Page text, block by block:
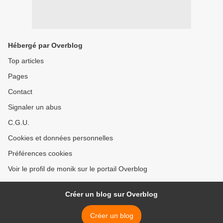
Hébergé par Overblog
Top articles
Pages
Contact
Signaler un abus
C.G.U.
Cookies et données personnelles
Préférences cookies
Voir le profil de monik sur le portail Overblog
Créer un blog sur Overblog
Créer un blog